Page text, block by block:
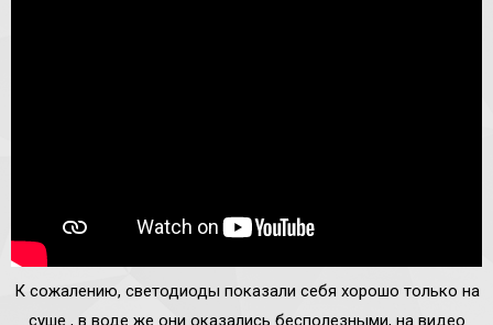
К сожалению, светодиоды показали себя хорошо только на